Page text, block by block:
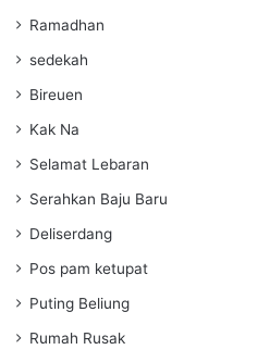
Ramadhan
sedekah
Bireuen
Kak Na
Selamat Lebaran
Serahkan Baju Baru
Deliserdang
Pos pam ketupat
Puting Beliung
Rumah Rusak